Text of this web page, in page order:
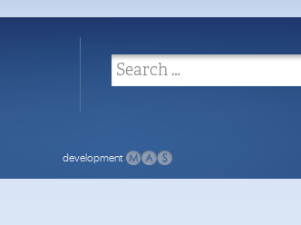
development